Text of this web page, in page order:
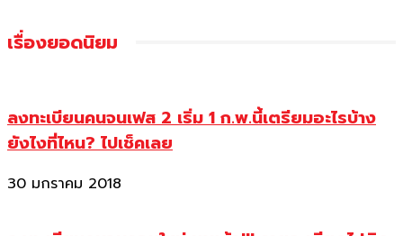
เรื่องยอดนิยม
ลงทะเบียนคนจนเฟส 2 เริ่ม 1 ก.พ.นี้เตรียมอะไรบ้าง
ยังไงที่ไหน? ไปเช็คเลย
30 มกราคม 2018